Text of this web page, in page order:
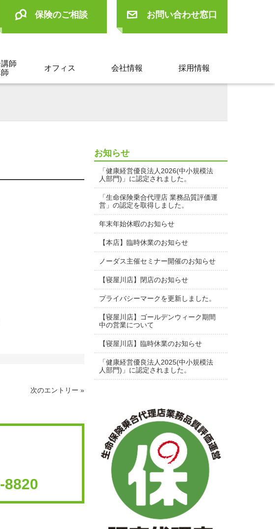
保険のご相談 お問い合わせ窓口
師
オフィス 会社情報 採用情報
次のエントリー »
お知らせ
「健康経営優良法人2026(中小規模法
人部門)」に認定されました。
「生命保険乗合代理店 業務品質評価運
営」の認定を取得しました。
年末年始休暇のお知らせ
【本店】臨時休業のお知らせ
ノーダス主催セミナー開催のお知らせ
【寝屋川店】閉店のお知らせ
プライバシーマークを更新しました。
【寝屋川店】ゴールデンウィーク期間
中の営業について
【寝屋川店】臨時休業のお知らせ
「健康経営優良法人2025(中小規模法
人部門)」に認定されました。